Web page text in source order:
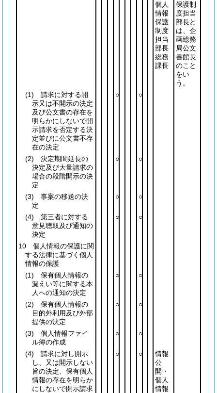
個人
情報
保護
制度
担当
部長
総務
課長
保護制
度担当
部長と
は、企
画総務
局公文
書館長
のこと
をい
う。
(1) 請求に対する開
示又は不開示の決定
及び公文書の存在を
明らかにしないで開
示請求を否定する決
定並びに公文書不存
在の決定
○ ○
(2) 決定期間延長の
決定及び大量請求の
場合の段階開示の決
定
○ ○
(3) 事案の移送の決
定
○ ○
(4) 第三者に対する
意見聴取及び通知の
決定
○ ○
10 個人情報の保護に関
する法律に基づく個人
情報の保護
(1) 保有個人情報の
漏えい等に関する本
人への通知の決定
○ ○
(2) 保有個人情報の
目的外利用及び外部
提供の決定
○ ○
(3) 個人情報ファイ
ル簿の作成
○ ○
(4) 請求に対し開示
し、又は開示しない
旨の決定、保有個人
情報の存在を明らか
にしないで開示請求
○ ○
情報
公
開・
個人
情報